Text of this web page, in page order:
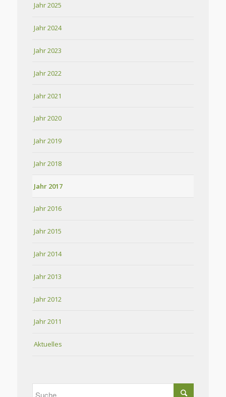
Jahr 2025
Jahr 2024
Jahr 2023
Jahr 2022
Jahr 2021
Jahr 2020
Jahr 2019
Jahr 2018
Jahr 2017
Jahr 2016
Jahr 2015
Jahr 2014
Jahr 2013
Jahr 2012
Jahr 2011
Aktuelles